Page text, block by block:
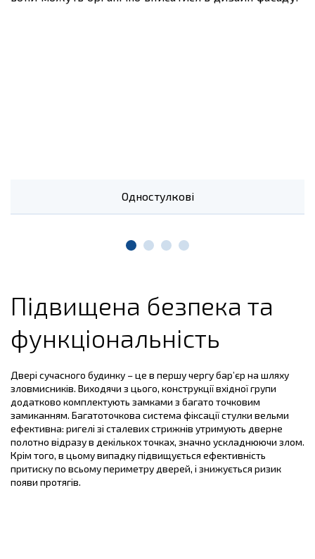
Одностулкові
Підвищена безпека та
функціональність
Двері сучасного будинку – це в першу чергу бар’єр на шляху
зловмисників. Виходячи з цього, конструкції вхідної групи
додатково комплектують замками з багато точковим
замиканням. Багатоточкова система фіксації стулки вельми
ефективна: ригелі зі сталевих стрижнів утримують дверне
полотно відразу в декількох точках, значно ускладнюючи злом.
Крім того, в цьому випадку підвищується ефективність
притиску по всьому периметру дверей, і знижується ризик
появи протягів.